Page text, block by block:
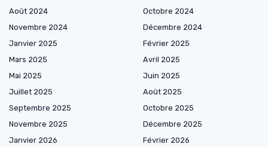
Août 2024
Octobre 2024
Novembre 2024
Décembre 2024
Janvier 2025
Février 2025
Mars 2025
Avril 2025
Mai 2025
Juin 2025
Juillet 2025
Août 2025
Septembre 2025
Octobre 2025
Novembre 2025
Décembre 2025
Janvier 2026
Février 2026